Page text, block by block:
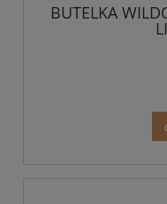
BUTELKA